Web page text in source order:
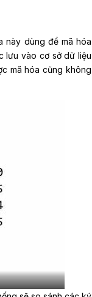
này dùng để mã hóa
lưu vào cơ sở dữ liệu
mã hóa cũng không